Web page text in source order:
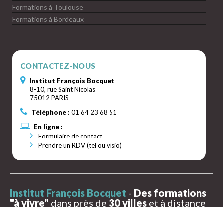
Formations à Toulouse
Formations à Bordeaux
CONTACTEZ-NOUS
Institut François Bocquet
8-10, rue Saint Nicolas
75012 PARIS
Téléphone : 01 64 23 68 51
En ligne :
Formulaire de contact
Prendre un RDV (tel ou visio)
Institut François Bocquet - Des formations
"à vivre" dans près de 30 villes et à distance